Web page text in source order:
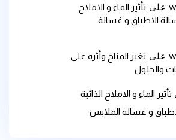
على تأثير الماء و الاملاح
الاطباق و غسالة
على تغير المناخ وأثره على
والحلول
تأثير الماء و الاملاح الذائبة
و غسالة الملابس